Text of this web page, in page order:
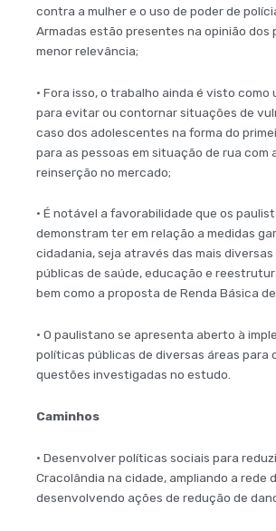
contra a mulher e o uso de poder de
Armadas estão presentes na opinião dos
menor relevância;
• Fora isso, o trabalho ainda é visto como
para evitar ou contornar situações de
caso dos adolescentes na forma do
para as pessoas em situação de rua com
reinserção no mercado;
• É notável a favorabilidade que os
demonstram ter em relação a medidas
cidadania, seja através das mais
públicas de saúde, educação e
bem como a proposta de Renda Básica
• O paulistano se apresenta aberto à
políticas públicas de diversas áreas para
questões investigadas no estudo.
Caminhos
• Desenvolver políticas sociais para
Cracolândia na cidade, ampliando a rede
desenvolvendo ações de redução de